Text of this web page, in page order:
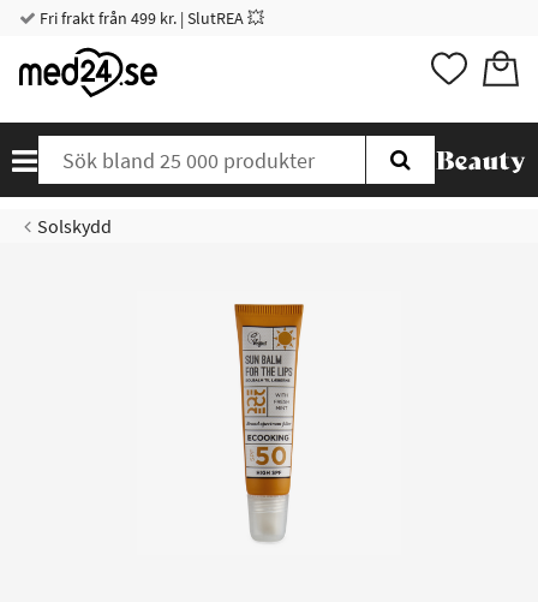
Fri frakt från 499 kr. | SlutREA 💥
Solskydd